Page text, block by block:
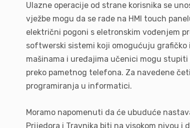
Ulazne operacije od strane korisnika se
vježbe mogu da se rade na HMI touch
električni pogoni s eletronskim vođenjem
softwerski sistemi koji omogućuju
mašinama i uređajima učenici mogu
preko pametnog telefona. Za navedene
programiranja u informatici.
Moramo napomenuti da će ubuduće
Prijedora i Travnika biti na visokom nivou i